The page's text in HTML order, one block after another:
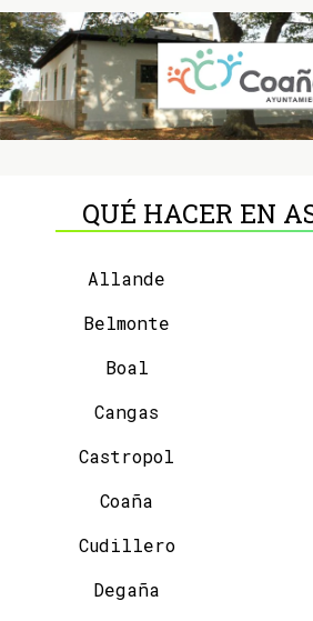
QUÉ HACER EN
Allande
Belmonte
Boal
Cangas
Castropol
Coaña
Cudillero
Degaña